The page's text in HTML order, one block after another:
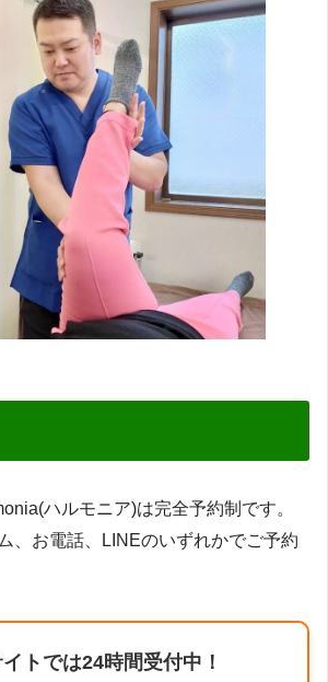
ハルモニア)は完全予約制です。
、お電話、LINEのいずれかでご予約
トでは24時間受付中！